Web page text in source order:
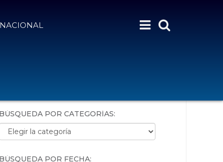
BÚSQUEDA POR CATEGORÍAS:
Búsqueda por categorías:
BÚSQUEDA POR FECHA: